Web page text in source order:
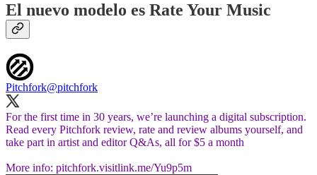
El nuevo modelo es Rate Your Music
Pitchfork@pitchfork
For the first time in 30 years, we’re launching a digital subscription.
Read every Pitchfork review, rate and review albums yourself, and
take part in artist and editor Q&As, all for $5 a month
More info: pitchfork.visitlink.me/Yu9p5m